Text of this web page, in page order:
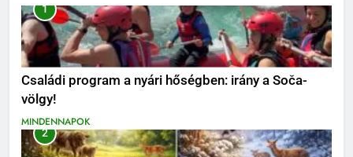
1
Családi program a nyári hőségben: irány a Soča-
völgy!
MINDENNAPOK
2